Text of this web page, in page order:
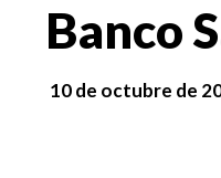
Banco
10 de octubre de